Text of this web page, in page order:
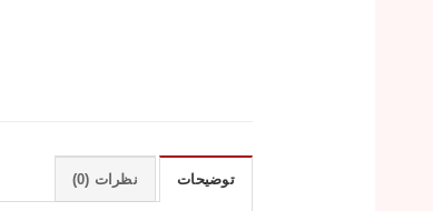
توضیحات نظرات (0)